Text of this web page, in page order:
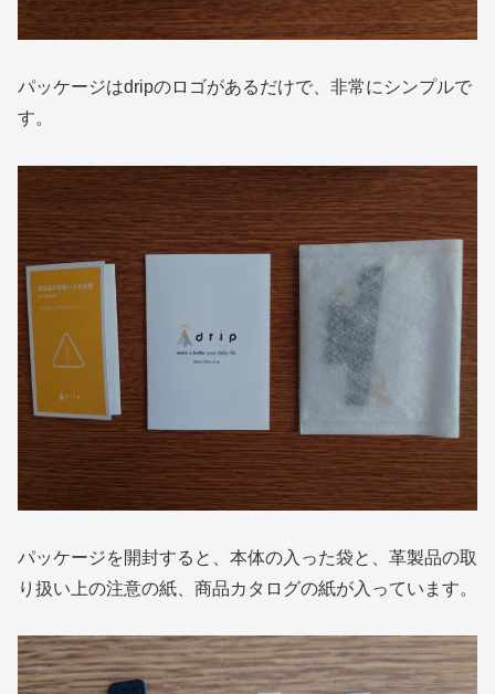
パッケージはdripのロゴがあるだけで、非常にシンプルで
す。
パッケージを開封すると、本体の入った袋と、革製品の取
り扱い上の注意の紙、商品カタログの紙が入っています。